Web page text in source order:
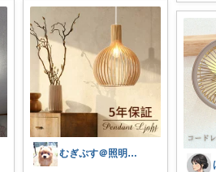
むぎぷす＠照明とインテリアと北欧食器